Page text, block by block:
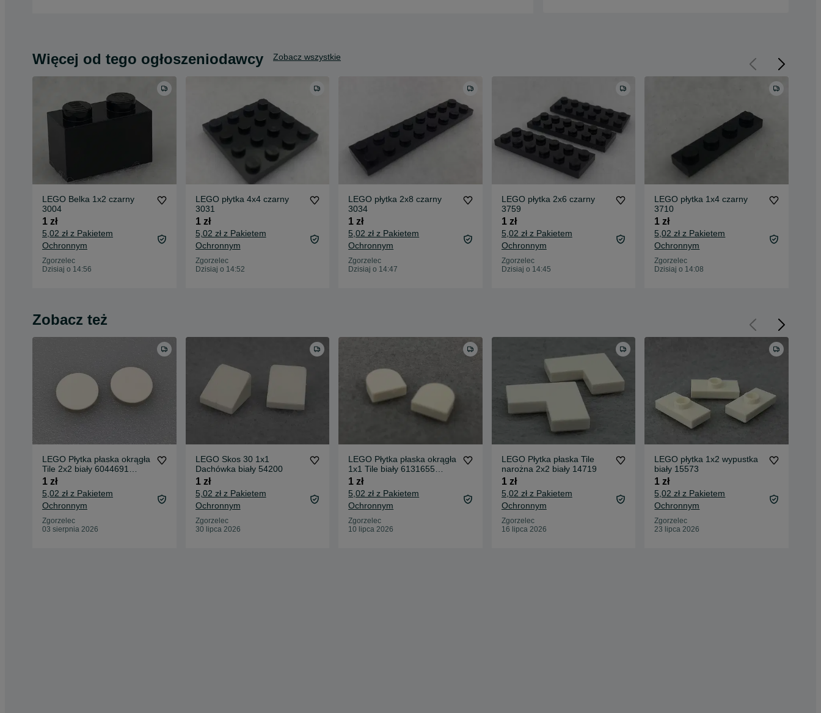
Więcej od tego ogłoszeniodawcy Zobacz wszystkie
LEGO Belka 1x2 czarny
3004
1 zł
5,02 zł z Pakietem
Ochronnym
Zgorzelec
Dzisiaj o 14:56
LEGO płytka 4x4 czarny
3031
1 zł
5,02 zł z Pakietem
Ochronnym
Zgorzelec
Dzisiaj o 14:52
LEGO płytka 2x8 czarny
3034
1 zł
5,02 zł z Pakietem
Ochronnym
Zgorzelec
Dzisiaj o 14:47
LEGO płytka 2x6 czarny
3759
1 zł
5,02 zł z Pakietem
Ochronnym
Zgorzelec
Dzisiaj o 14:45
LEGO płytka 1x4 czarny
3710
1 zł
5,02 zł z Pakietem
Ochronnym
Zgorzelec
Dzisiaj o 14:08
Zobacz też
LEGO Płytka płaska okrągła
Tile 2x2 biały 6044691
14769
1 zł
5,02 zł z Pakietem
Ochronnym
Zgorzelec
03 sierpnia 2026
LEGO Skos 30 1x1
Dachówka biały 54200
1 zł
5,02 zł z Pakietem
Ochronnym
Zgorzelec
30 lipca 2026
LEGO Płytka płaska okrągła
1x1 Tile biały 6131655
24246
1 zł
5,02 zł z Pakietem
Ochronnym
Zgorzelec
10 lipca 2026
LEGO Płytka płaska Tile
narożna 2x2 biały 14719
1 zł
5,02 zł z Pakietem
Ochronnym
Zgorzelec
16 lipca 2026
LEGO płytka 1x2 wypustka
biały 15573
1 zł
5,02 zł z Pakietem
Ochronnym
Zgorzelec
23 lipca 2026